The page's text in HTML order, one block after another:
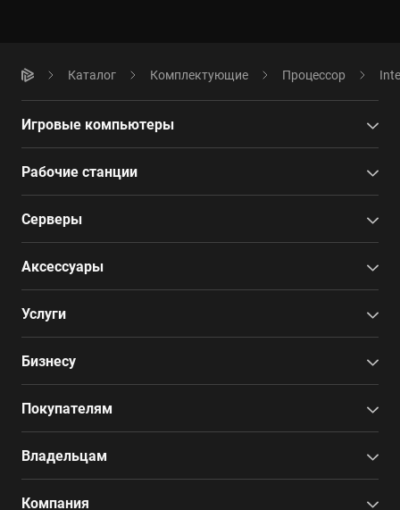
Каталог Комплектующие Процессор
Игровые компьютеры
Рабочие станции
Серверы
Аксессуары
Услуги
Бизнесу
Покупателям
Владельцам
Компания